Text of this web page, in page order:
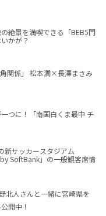
絶景を満喫できる「BEB5門
かが？
関係」 松本潤×長澤まさみ
つに！「南国白くま最中 チ
新サッカースタジアム
by SoftBank」の一般観客席情
北人さんと一緒に宮崎県を
開中！